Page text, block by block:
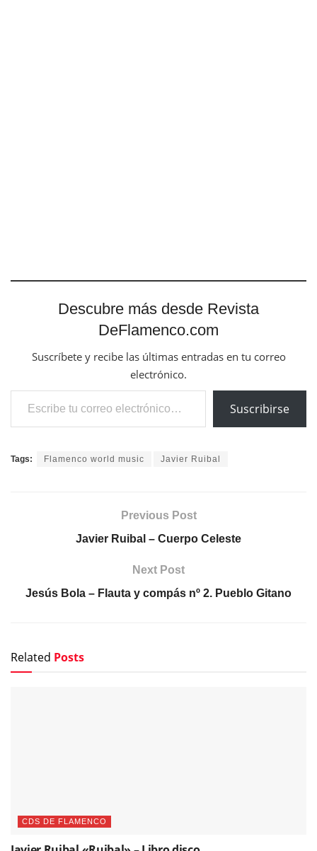
Descubre más desde Revista
DeFlamenco.com
Suscríbete y recibe las últimas entradas en tu correo
electrónico.
Escribe tu correo electrónico…
Suscribirse
Tags: Flamenco world music Javier Ruibal
Previous Post
Javier Ruibal – Cuerpo Celeste
Next Post
Jesús Bola – Flauta y compás nº 2. Pueblo Gitano
Related Posts
CDS DE FLAMENCO